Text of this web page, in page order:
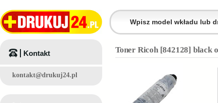
Toner Ricoh [842128] black
Kontakt
kontakt@drukuj24.pl